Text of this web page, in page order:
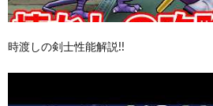
時渡しの剣士性能解説!!